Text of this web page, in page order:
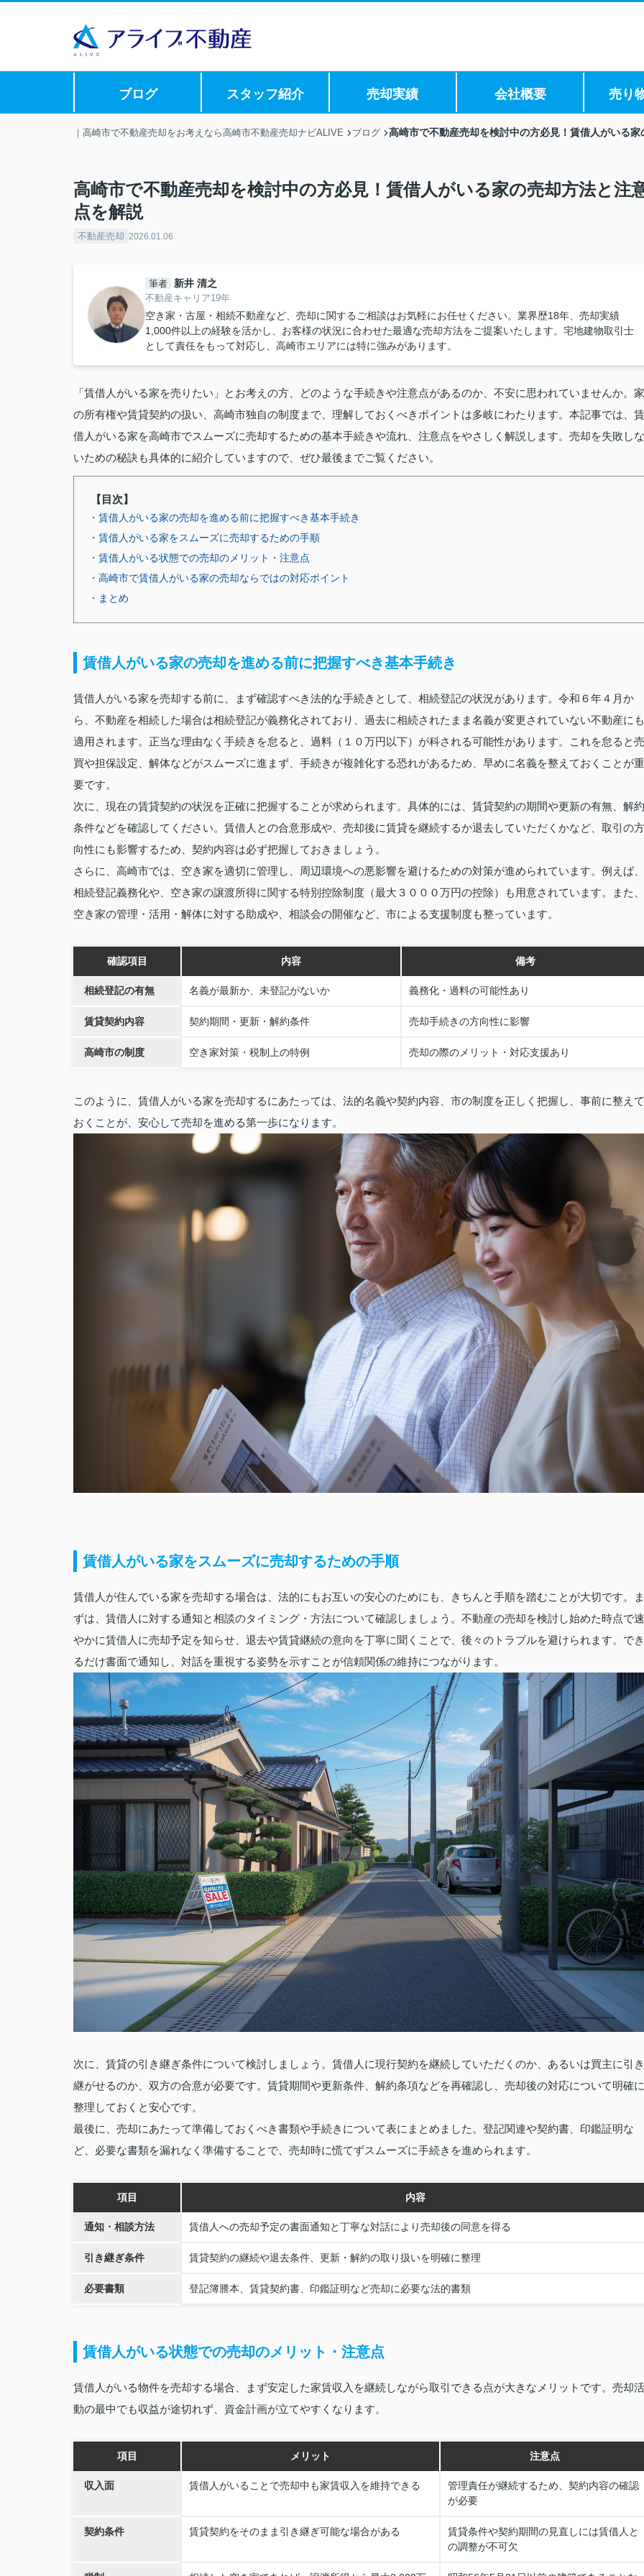
ブログ スタッフ紹介 売却実績 会社概要 売り
｜高崎市で不動産売却をお考えなら高崎市不動産売却ナビALIVE ブログ 高崎市で不動産売却を検討中の方必見！賃借人がいる
高崎市で不動産売却を検討中の方必見！賃借人がいる家の売却方法と注
点を解説
不動産売却 2026.01.06
筆者 新井 清之
不動産キャリア19年
空き家・古屋・相続不動産など、売却に関するご相談はお気軽にお任せください。業界歴18年、売却実績
1,000件以上の経験を活かし、お客様の状況に合わせた最適な売却方法をご提案いたします。宅地建物取引士
として責任をもって対応し、高崎市エリアには特に強みがあります。
「賃借人がいる家を売りたい」とお考えの方、どのような手続きや注意点があるのか、不安に思われていませんか。家
の所有権や賃貸契約の扱い、高崎市独自の制度まで、理解しておくべきポイントは多岐にわたります。本記事では、賃
借人がいる家を高崎市でスムーズに売却するための基本手続きや流れ、注意点をやさしく解説します。売却を失敗しな
いための秘訣も具体的に紹介していますので、ぜひ最後までご覧ください。
【目次】
・賃借人がいる家の売却を進める前に把握すべき基本手続き
・賃借人がいる家をスムーズに売却するための手順
・賃借人がいる状態での売却のメリット・注意点
・高崎市で賃借人がいる家の売却ならではの対応ポイント
・まとめ
賃借人がいる家の売却を進める前に把握すべき基本手続き
賃借人がいる家を売却する前に、まず確認すべき法的な手続きとして、相続登記の状況があります。令和６年４月か
ら、不動産を相続した場合は相続登記が義務化されており、過去に相続されたまま名義が変更されていない不動産にも
適用されます。正当な理由なく手続きを怠ると、過料（１０万円以下）が科される可能性があります。これを怠ると売
買や担保設定、解体などがスムーズに進まず、手続きが複雑化する恐れがあるため、早めに名義を整えておくことが重
要です。
次に、現在の賃貸契約の状況を正確に把握することが求められます。具体的には、賃貸契約の期間や更新の有無、解約
条件などを確認してください。賃借人との合意形成や、売却後に賃貸を継続するか退去していただくかなど、取引の方
向性にも影響するため、契約内容は必ず把握しておきましょう。
さらに、高崎市では、空き家を適切に管理し、周辺環境への悪影響を避けるための対策が進められています。例えば、
相続登記義務化や、空き家の譲渡所得に関する特別控除制度（最大３０００万円の控除）も用意されています。また、
空き家の管理・活用・解体に対する助成や、相談会の開催など、市による支援制度も整っています。
確認項目 内容 備考
相続登記の有無 名義が最新か、未登記がないか 義務化・過料の可能性あり
賃貸契約内容 契約期間・更新・解約条件 売却手続きの方向性に影響
高崎市の制度 空き家対策・税制上の特例 売却の際のメリット・対応支援あり
このように、賃借人がいる家を売却するにあたっては、法的名義や契約内容、市の制度を正しく把握し、事前に整えて
おくことが、安心して売却を進める第一歩になります。
賃借人がいる家をスムーズに売却するための手順
賃借人が住んでいる家を売却する場合は、法的にもお互いの安心のためにも、きちんと手順を踏むことが大切です。ま
ずは、賃借人に対する通知と相談のタイミング・方法について確認しましょう。不動産の売却を検討し始めた時点で速
やかに賃借人に売却予定を知らせ、退去や賃貸継続の意向を丁寧に聞くことで、後々のトラブルを避けられます。でき
るだけ書面で通知し、対話を重視する姿勢を示すことが信頼関係の維持につながります。
次に、賃貸の引き継ぎ条件について検討しましょう。賃借人に現行契約を継続していただくのか、あるいは買主に引き
継がせるのか、双方の合意が必要です。賃貸期間や更新条件、解約条項などを再確認し、売却後の対応について明確に
整理しておくと安心です。
最後に、売却にあたって準備しておくべき書類や手続きについて表にまとめました。登記関連や契約書、印鑑証明な
ど、必要な書類を漏れなく準備することで、売却時に慌てずスムーズに手続きを進められます。
項目 内容
通知・相談方法 賃借人への売却予定の書面通知と丁寧な対話により売却後の同意を得る
引き継ぎ条件 賃貸契約の継続や退去条件、更新・解約の取り扱いを明確に整理
必要書類 登記簿謄本、賃貸契約書、印鑑証明など売却に必要な法的書類
賃借人がいる状態での売却のメリット・注意点
賃借人がいる物件を売却する場合、まず安定した家賃収入を継続しながら取引できる点が大きなメリットです。売却活
動の最中でも収益が途切れず、資金計画が立てやすくなります。
項目 メリット 注意点
収入面 賃借人がいることで売却中も家賃収入を維持できる
管理責任が継続するため、契約内容の確認
が必要
契約条件 賃貸契約をそのまま引き継ぎ可能な場合がある
賃貸条件や契約期間の見直しには賃借人と
の調整が不可欠